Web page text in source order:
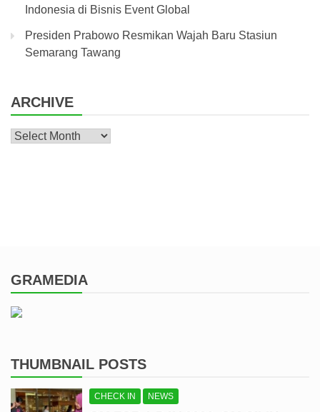
Indonesia di Bisnis Event Global
Presiden Prabowo Resmikan Wajah Baru Stasiun
Semarang Tawang
ARCHIVE
Archive
GRAMEDIA
THUMBNAIL POSTS
CHECK IN NEWS